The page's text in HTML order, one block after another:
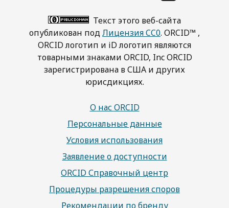
Текст этого веб-сайта
опубликован подЛицензия CC0. ORCID™ ,
ORCID логотип и iD логотип являются
товарными знаками ORCID, Inc ORCID
зарегистрирована в США и других
юрисдикциях.
О нас ORCID
Персональные данные
Условия использования
Заявление о доступности
ORCID Справочный центр
Процедуры разрешения споров
Рекомендации по бренду